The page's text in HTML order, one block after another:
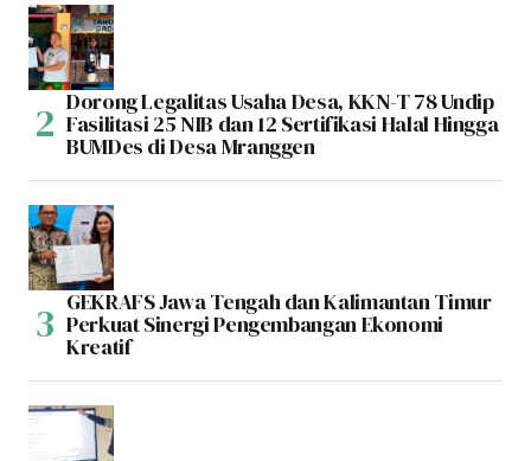
Dorong Legalitas Usaha Desa, KKN-T 78 Undip
Fasilitasi 25 NIB dan 12 Sertifikasi Halal Hingga
BUMDes di Desa Mranggen
GEKRAFS Jawa Tengah dan Kalimantan Timur
Perkuat Sinergi Pengembangan Ekonomi
Kreatif